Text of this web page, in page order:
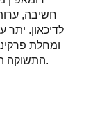
חשיבה, ערות
לדיכאון. יתר
ומחלת
התשוקה המינית יכולה להיות מופחתת באופן משמעותי.